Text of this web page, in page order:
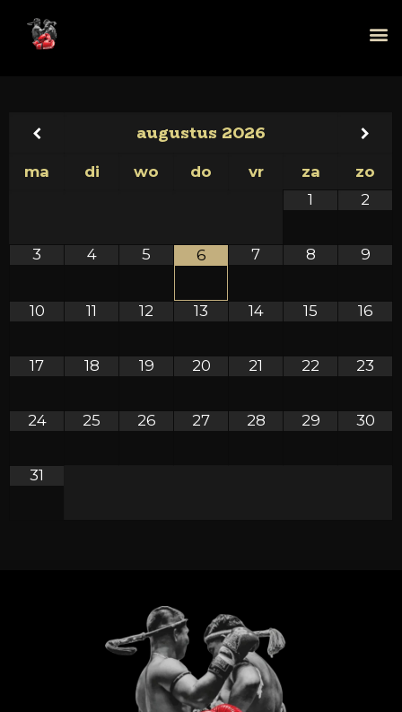
augustus 2026
ma di wo do vr za
zo
1
2
3 4 5 6 7 8 9
10 11 12 13 14 15 16
17 18 19 20 21 22 23
24 25 26 27 28 29 30
31